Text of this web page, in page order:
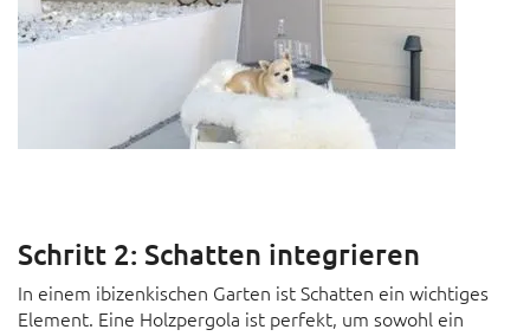
Schritt 2: Schatten integrieren
In einem ibizenkischen Garten ist Schatten ein wichtiges
Element. Eine Holzpergola ist perfekt, um sowohl ein